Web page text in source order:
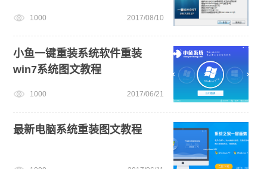
1000 2017/08/10
小鱼一键重装系统软件重装
win7系统图文教程
1000 2017/06/21
最新电脑系统重装图文教程